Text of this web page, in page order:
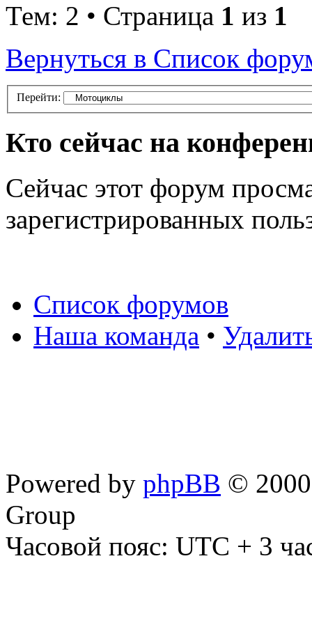
Тем: 2 • Страница 1 из 1
Вернуться в Список
Перейти:
Кто сейчас на
Сейчас этот форум
зарегистрированных
Список форумов
Наша команда •
Powered by phpBB ©
Group
Часовой пояс: UTC + 3